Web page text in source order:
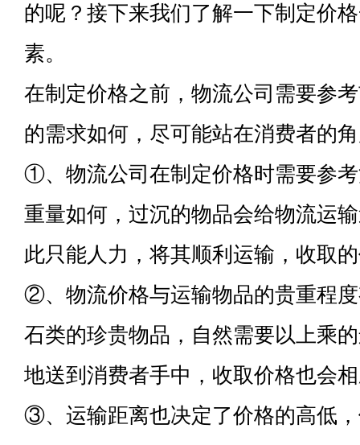
的呢？接下来我们了解一下制定价
素。
在制定价格之前，物流公司需要参
的需求如何，尽可能站在消费者的
①、物流公司在制定价格时需要参
重量如何，过沉的物品会给物流运
此只能人力，将其顺利运输，收取
②、物流价格与运输物品的贵重程
石类的珍贵物品，自然需要以上乘
地送到消费者手中，收取价格也会
③、运输距离也决定了价格的高低